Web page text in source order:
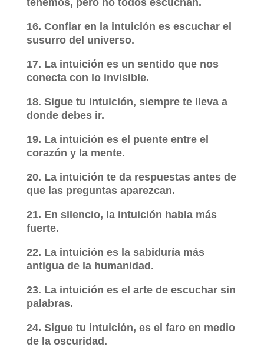
tenemos, pero no todos escuchan.
16. Confiar en la intuición es escuchar el
susurro del universo.
17. La intuición es un sentido que nos
conecta con lo invisible.
18. Sigue tu intuición, siempre te lleva a
donde debes ir.
19. La intuición es el puente entre el
corazón y la mente.
20. La intuición te da respuestas antes de
que las preguntas aparezcan.
21. En silencio, la intuición habla más
fuerte.
22. La intuición es la sabiduría más
antigua de la humanidad.
23. La intuición es el arte de escuchar sin
palabras.
24. Sigue tu intuición, es el faro en medio
de la oscuridad.